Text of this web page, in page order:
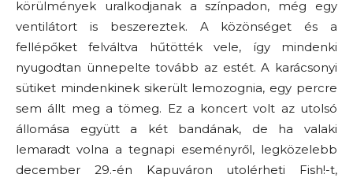
körülmények uralkodjanak a színpadon, még egy
ventilátort is beszereztek. A közönséget és a
fellépőket felváltva hűtötték vele, így mindenki
nyugodtan ünnepelte tovább az estét. A karácsonyi
sütiket mindenkinek sikerült lemozognia, egy percre
sem állt meg a tömeg. Ez a koncert volt az utolsó
állomása együtt a két bandának, de ha valaki
lemaradt volna a tegnapi eseményről, legközelebb
december 29.-én Kapuváron utolérheti Fish!-t,